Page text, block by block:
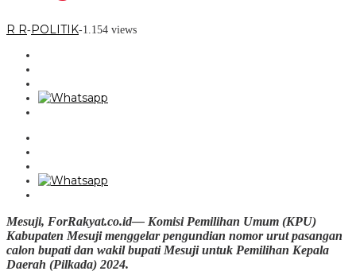
R R-POLITIK-1.154 views
Mesuji, ForRakyat.co.id— Komisi Pemilihan Umum (KPU)
Kabupaten Mesuji menggelar pengundian nomor urut pasangan
calon bupati dan wakil bupati Mesuji untuk Pemilihan Kepala
Daerah (Pilkada) 2024.